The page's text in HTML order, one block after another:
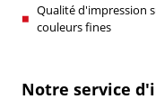
Qualité d'impression
couleurs fines
Notre service